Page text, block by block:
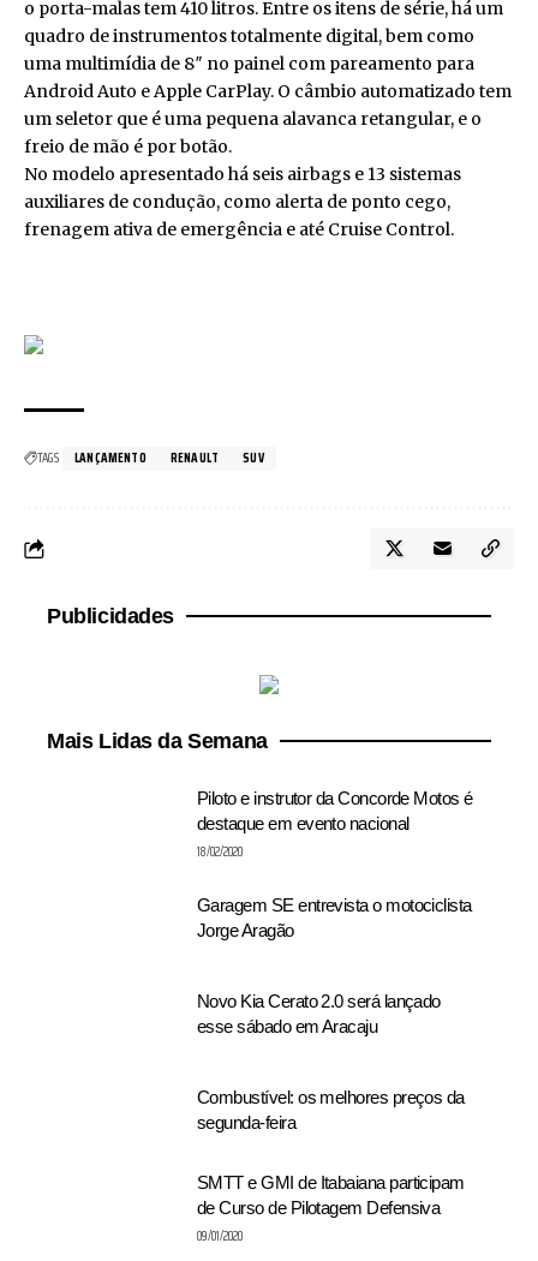
o porta-malas tem 410 litros. Entre os itens de série, há um
quadro de instrumentos totalmente digital, bem como
uma multimídia de 8″ no painel com pareamento para
Android Auto e Apple CarPlay. O câmbio automatizado tem
um seletor que é uma pequena alavanca retangular, e o
freio de mão é por botão.
No modelo apresentado há seis airbags e 13 sistemas
auxiliares de condução, como alerta de ponto cego,
frenagem ativa de emergência e até Cruise Control.
TAGS LANÇAMENTO RENAULT SUV
Publicidades
Mais Lidas da Semana
Piloto e instrutor da Concorde Motos é
destaque em evento nacional
18/02/2020
Garagem SE entrevista o motociclista
Jorge Aragão
Novo Kia Cerato 2.0 será lançado
esse sábado em Aracaju
Combustível: os melhores preços da
segunda-feira
SMTT e GMI de Itabaiana participam
de Curso de Pilotagem Defensiva
09/01/2020